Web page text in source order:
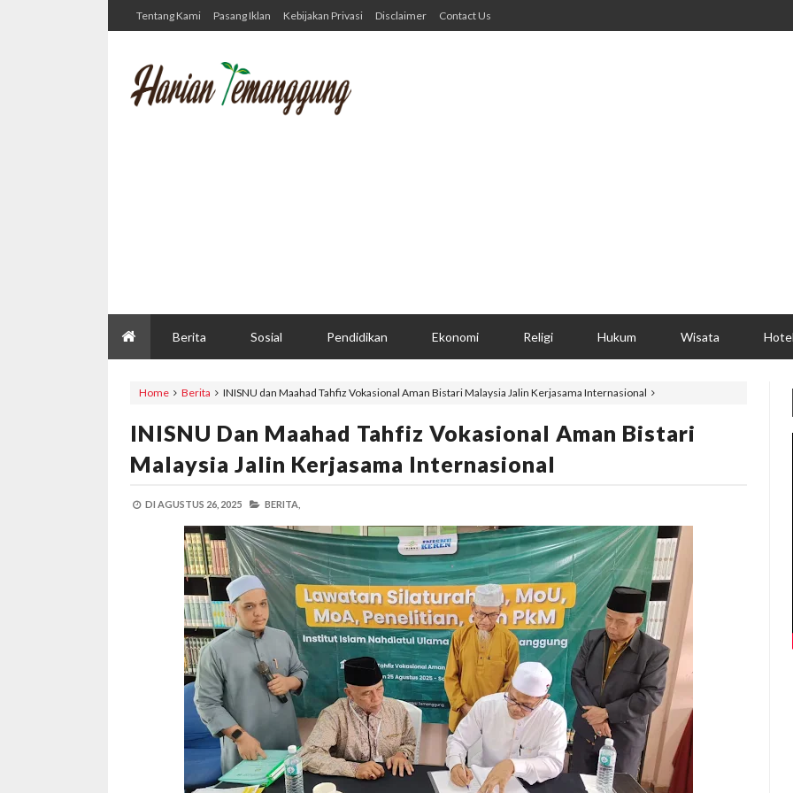
Tentang Kami Pasang Iklan Kebijakan Privasi Disclaimer Contact Us
Berita Sosial Pendidikan Ekonomi Religi Hukum Wisata Hotel
Home Berita INISNU dan Maahad Tahfiz Vokasional Aman Bistari Malaysia Jalin Kerjasama Internasional
INISNU Dan Maahad Tahfiz Vokasional Aman Bistari
Malaysia Jalin Kerjasama Internasional
DI AGUSTUS 26, 2025 BERITA,